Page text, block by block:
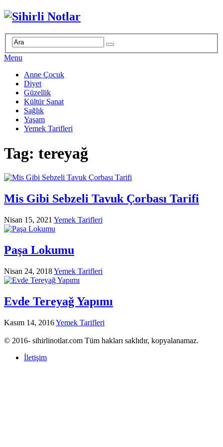
Menu
Anne Çocuk
Diyet
Güzellik
Kültür Sanat
Sağlık
Yaşam
Yemek Tarifleri
Tag: tereyağ
Mis Gibi Sebzeli Tavuk Çorbası Tarifi
Nisan 15, 2021 Yemek Tarifleri
Paşa Lokumu
Nisan 24, 2018Yemek Tarifleri
Evde Tereyağ Yapımı
Kasım 14, 2016Yemek Tarifleri
© 2016- sihirlinotlar.com Tüm hakları saklıdır, kopyalanamaz.
İletişim